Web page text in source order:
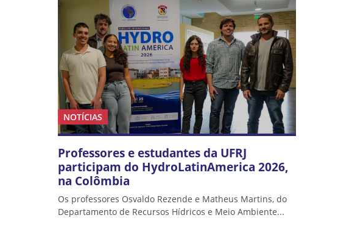
NOTÍCIAS
Professores e estudantes da UFRJ
participam do HydroLatinAmerica 2026,
na Colômbia
Os professores Osvaldo Rezende e Matheus Martins, do
Departamento de Recursos Hídricos e Meio Ambiente...